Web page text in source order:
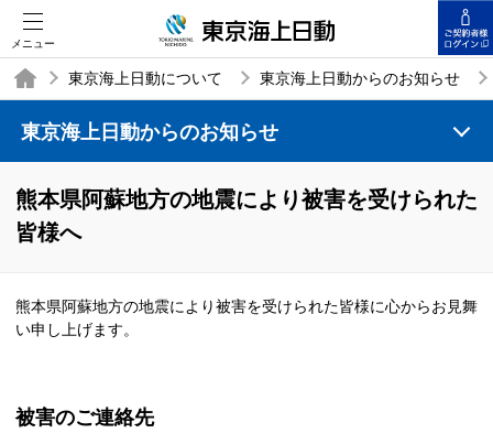
メニュー
東京海上日動について 東京海上日動からのお知らせ
熊本県阿蘇地方の地震により被害を受けられた
皆様へ
東京海上日動からのお知らせ
TOP
熊本県阿蘇地方の地震により被害を受けられた皆様に心からお見舞
い申し上げます。
被害のご連絡先